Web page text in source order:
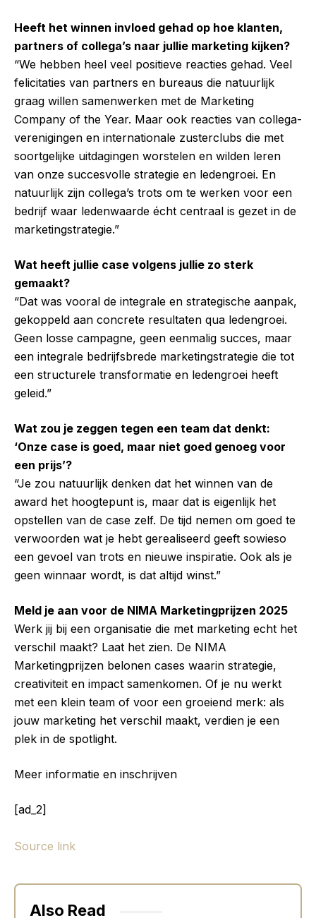
Heeft het winnen invloed gehad op hoe klanten,
partners of collega’s naar jullie marketing kijken?
“We hebben heel veel positieve reacties gehad. Veel
felicitaties van partners en bureaus die natuurlijk
graag willen samenwerken met de Marketing
Company of the Year. Maar ook reacties van collega-
verenigingen en internationale zusterclubs die met
soortgelijke uitdagingen worstelen en wilden leren
van onze succesvolle strategie en ledengroei. En
natuurlijk zijn collega’s trots om te werken voor een
bedrijf waar ledenwaarde écht centraal is gezet in de
marketingstrategie.”
Wat heeft jullie case volgens jullie zo sterk
gemaakt?
“Dat was vooral de integrale en strategische aanpak,
gekoppeld aan concrete resultaten qua ledengroei.
Geen losse campagne, geen eenmalig succes, maar
een integrale bedrijfsbrede marketingstrategie die tot
een structurele transformatie en ledengroei heeft
geleid.”
Wat zou je zeggen tegen een team dat denkt:
‘Onze case is goed, maar niet goed genoeg voor
een prijs’?
“Je zou natuurlijk denken dat het winnen van de
award het hoogtepunt is, maar dat is eigenlijk het
opstellen van de case zelf. De tijd nemen om goed te
verwoorden wat je hebt gerealiseerd geeft sowieso
een gevoel van trots en nieuwe inspiratie. Ook als je
geen winnaar wordt, is dat altijd winst.”
Meld je aan voor de NIMA Marketingprijzen 2025
Werk jij bij een organisatie die met marketing echt het
verschil maakt? Laat het zien. De NIMA
Marketingprijzen belonen cases waarin strategie,
creativiteit en impact samenkomen. Of je nu werkt
met een klein team of voor een groeiend merk: als
jouw marketing het verschil maakt, verdien je een
plek in de spotlight.
Meer informatie en inschrijven
[ad_2]
Source link
Also Read